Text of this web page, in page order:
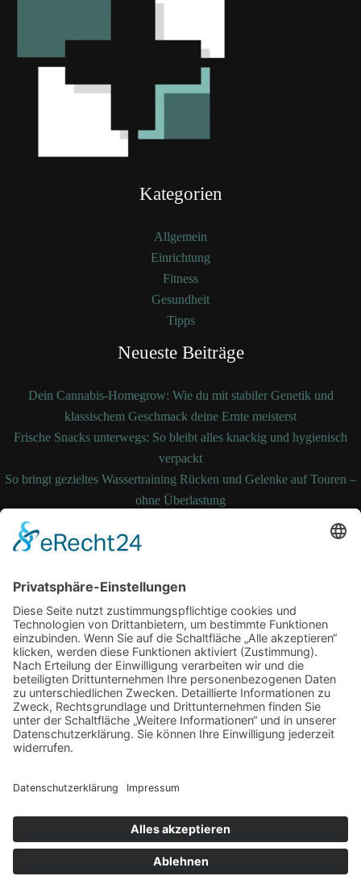
Kategorien
Allgemein
Einrichtung
Fitness
Gesundheit
Tipps
Neueste Beiträge
Dein Cannabis-Homegrow: Wie du mit stabiler Genetik und
klassischem Geschmack deine Ernte meisterst
Frische Snacks unterwegs: So bleibt alles knackig und hygienisch
verpackt
So bringt gezieltes Wassertraining Rücken und Gelenke auf Touren –
ohne Überlastung
So bleibt Ihre Bettdecke auch nach Jahren noch formstabil und
temperaturausgleichend
und durchsetzen
Schlagwörter
Alltag Arbeitsplatz Digital Erkältung Fitness
Gesundheit Grossstadt Hautpflege joggen Kampfkunst
Lauftherapie Mariendistel Menthal Motivation NEM Praxis Sling Trainer
Sport
Stress
Therapie Tipps Training Verein Vitalität Wasserbett Winter
Copyright © 2026 Dein Gesundheits-Portal